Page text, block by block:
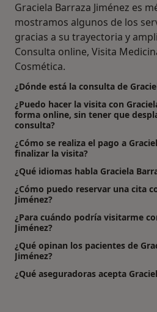
Graciela Barraza Jiménez es
mostramos algunos de los
gracias a su trayectoria y
Consulta online, Visita
Cosmética.
¿Dónde está la consulta de
¿Puedo hacer la visita con
forma online, sin tener que
consulta?
¿Cómo se realiza el pago a
finalizar la visita?
¿Qué idiomas habla Graciela
¿Cómo puedo reservar una cita
Jiménez?
¿Para cuándo podría visitarme
Jiménez?
¿Qué opinan los pacientes de
Jiménez?
¿Qué aseguradoras acepta